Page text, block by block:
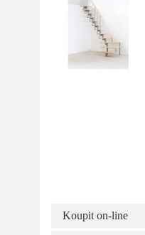
Koupit on-line